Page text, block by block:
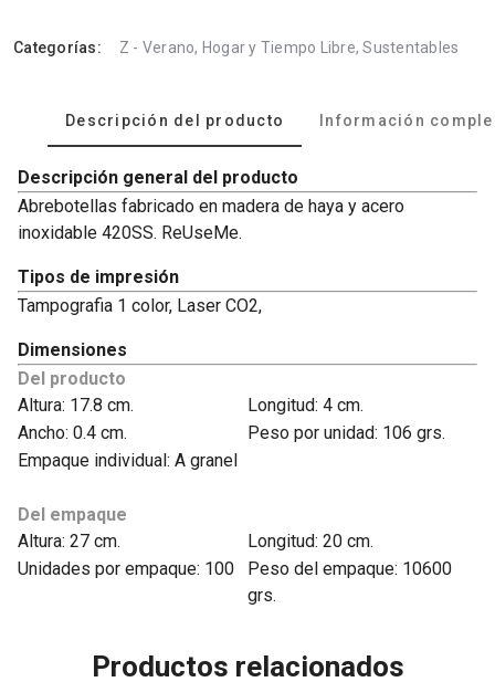
Categorías: Z - Verano, Hogar y Tiempo Libre, Sustentables
Descripción del producto Información
Descripción general del producto
Abrebotellas fabricado en madera de haya y acero
inoxidable 420SS. ReUseMe.
Tipos de impresión
Tampografia 1 color, Laser CO2,
Dimensiones
Del producto
Altura: 17.8 cm.
Longitud: 4 cm.
Ancho: 0.4 cm.
Peso por unidad: 106 grs.
Empaque individual: A granel
Del empaque
Altura: 27 cm.
Longitud: 20 cm.
Unidades por empaque: 100
Peso del empaque: 10600
grs.
Productos relacionados